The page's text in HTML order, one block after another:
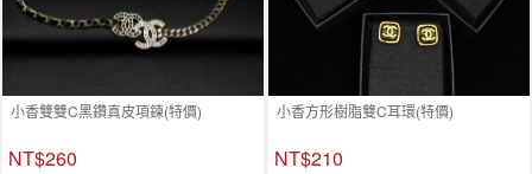
小香雙雙C黑鑽真皮項鍊(特價)
NT$260
小香方形樹脂雙C耳環(特價)
NT$210